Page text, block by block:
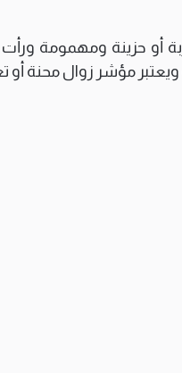
أو حزينة ومهمومة
مؤشر زوال محنة